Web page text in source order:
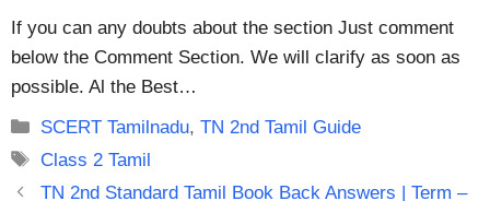
If you can any doubts about the section Just comment
below the Comment Section. We will clarify as soon as
possible. Al the Best…
Categories
SCERT Tamilnadu,TN 2nd Tamil Guide
Tags
Class 2 Tamil
TN 2nd Standard Tamil Book Back Answers | Term –